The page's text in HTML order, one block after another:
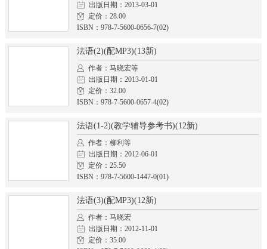
出版日期：2013-03-01
定价：28.00
ISBN：978-7-5600-0656-7(02)
法语(2)(配MP3)(13新)
作者：马晓宏等
出版日期：2013-01-01
定价：32.00
ISBN：978-7-5600-0657-4(02)
法语(1-2)(教学辅导参考书)(12新)
作者：柳利等
出版日期：2012-06-01
定价：25.50
ISBN：978-7-5600-1447-0(01)
法语(3)(配MP3)(12新)
作者：马晓宏
出版日期：2012-11-01
定价：35.00